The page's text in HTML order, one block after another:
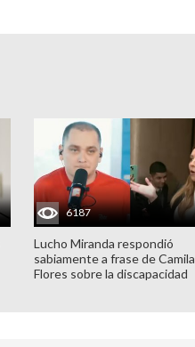
6187
Lucho Miranda respondió
sabiamente a frase de Camila
Flores sobre la discapacidad